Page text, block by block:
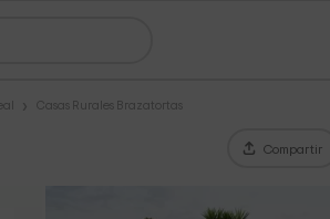
Casas Rurales Brazatortas
Compartir